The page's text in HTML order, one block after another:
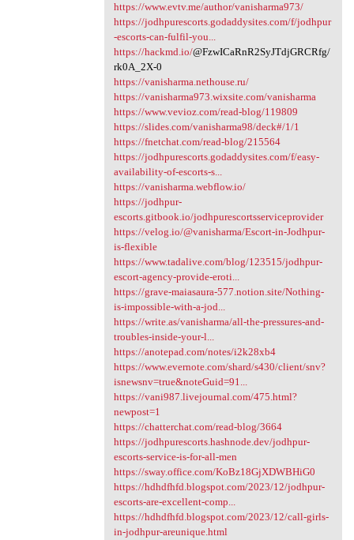
https://www.evtv.me/author/vanisharma973/
https://jodhpurescorts.godaddysites.com/f/jodhpur
-escorts-can-fulfil-you...
https://hackmd.io/@FzwICaRnR2SyJTdjGRCRfg/
rk0A_2X-0
https://vanisharma.nethouse.ru/
https://vanisharma973.wixsite.com/vanisharma
https://www.vevioz.com/read-blog/119809
https://slides.com/vanisharma98/deck#/1/1
https://fnetchat.com/read-blog/215564
https://jodhpurescorts.godaddysites.com/f/easy-
availability-of-escorts-s...
https://vanisharma.webflow.io/
https://jodhpur-
escorts.gitbook.io/jodhpurescortsserviceprovider
https://velog.io/@vanisharma/Escort-in-Jodhpur-
is-flexible
https://www.tadalive.com/blog/123515/jodhpur-
escort-agency-provide-eroti...
https://grave-maiasaura-577.notion.site/Nothing-
is-impossible-with-a-jod...
https://write.as/vanisharma/all-the-pressures-and-
troubles-inside-your-l...
https://anotepad.com/notes/i2k28xb4
https://www.evernote.com/shard/s430/client/snv?
isnewsnv=true&noteGuid=91...
https://vani987.livejournal.com/475.html?
newpost=1
https://chatterchat.com/read-blog/3664
https://jodhpurescorts.hashnode.dev/jodhpur-
escorts-service-is-for-all-men
https://sway.office.com/KoBz18GjXDWBHiG0
https://hdhdfhfd.blogspot.com/2023/12/jodhpur-
escorts-are-excellent-comp...
https://hdhdfhfd.blogspot.com/2023/12/call-girls-
in-jodhpur-areunique.html